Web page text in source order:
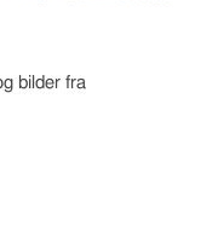
bilder fra